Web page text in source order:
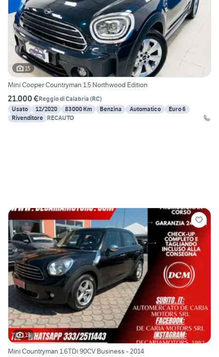
15
Mini Cooper Countryman 1.5 Northwood Edition
21.000 €Reggio di Calabria (RC)
Usato
12/2020 83000 Km Benzina Automatico
Euro 6
Rivenditore RECAUTO
19
Mini Countryman 1.6TDi 90CV Business - 2014